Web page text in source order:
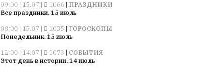
09:00 | 15.07 |
1066 | ПРАЗДНИКИ
Все праздники. 15 июль
08:00 | 15.07 |
1035 | ГОРОСКОПЫ
Понедельник. 15 июль
12:00 | 14.07 |
1073 | СОБЫТИЯ
Этот день в истории. 14 июль